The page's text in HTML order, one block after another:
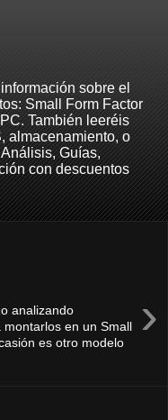
sobre el
Small Form Factor
También leeréis
almacenamiento, o
Guías,
con descuentos
›
analizando
en un Small
es otro modelo